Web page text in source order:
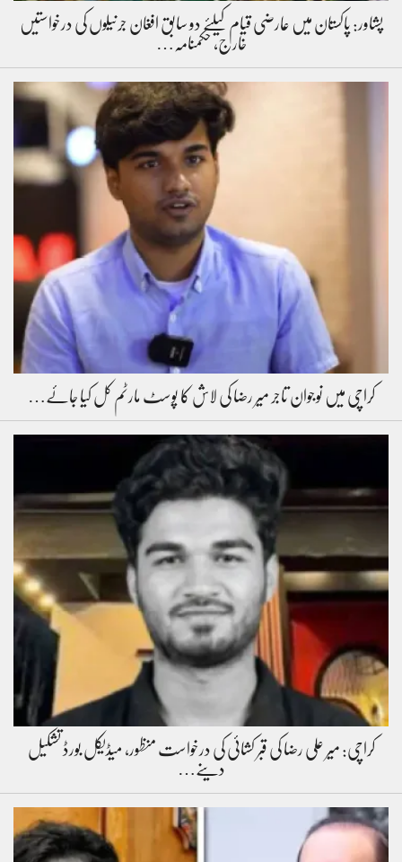
پشاور: پاکستان میں عارضی قیام کیلئے دو سابق افغان جرنیلوں کی درخواستیں
خارج، حکمنامہ…
کراچی میں نوجوان تاجر میر رضا کی لاش کا پوسٹ مارٹم کل کیا جائے…
کراچی: میر علی رضا کی قبر کشائی کی درخواست منظور، میڈیکل بورڈ تشکیل
دینے…